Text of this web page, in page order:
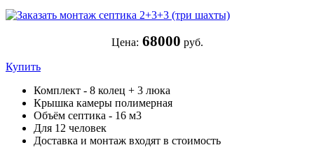
Цена: 68000 руб.
Купить
Комплект - 8 колец + 3 люка
Крышка камеры полимерная
Объём септика - 16 м3
Для 12 человек
Доставка и монтаж входят в стоимость